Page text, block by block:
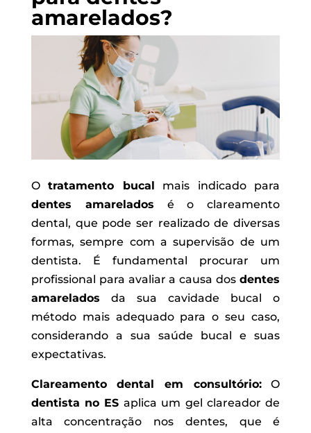
amarelados?
Otratamento bucal mais indicado para
dentes amarelados é o clareamento
dental, que pode ser realizado de diversas
formas, sempre com a supervisão de um
dentista. É fundamental procurar um
profissional para avaliar a causa dosdentes
amarelados da sua cavidade bucal o
método mais adequado para o seu caso,
considerando a sua saúde bucal e suas
expectativas.
Clareamento dental em consultório:O
dentista no ES aplica um gel clareador de
alta concentração nos dentes, que é